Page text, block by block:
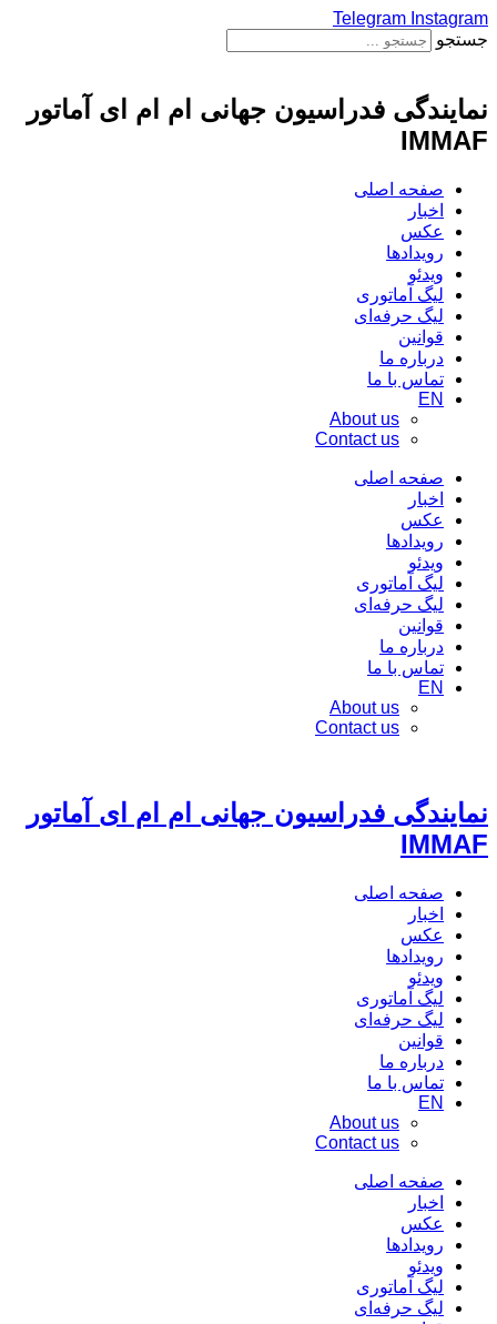
پرش
به
Telegram Instagram
جستجو
نمایندگی فدراسیون جهانی ام ام ای آماتور
IMMAF
صفحه اصلی
اخبار
عکس
رویدادها
ویدئو
لیگ آماتوری
لیگ حرفه‌ای
قوانین
درباره ما
تماس با ما
EN
About us
Contact us
صفحه اصلی
اخبار
عکس
رویدادها
ویدئو
لیگ آماتوری
لیگ حرفه‌ای
قوانین
درباره ما
تماس با ما
EN
About us
Contact us
نمایندگی فدراسیون جهانی ام ام ای آماتور
IMMAF
صفحه اصلی
اخبار
عکس
رویدادها
ویدئو
لیگ آماتوری
لیگ حرفه‌ای
قوانین
درباره ما
تماس با ما
EN
About us
Contact us
صفحه اصلی
اخبار
عکس
رویدادها
ویدئو
لیگ آماتوری
لیگ حرفه‌ای